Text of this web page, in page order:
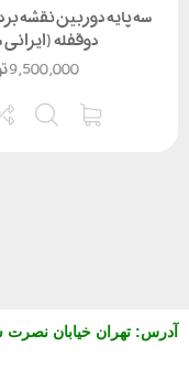
سه پایه دوربین نقشه
دوقفله
9,500,000
آدرس: تهران خیابان نصرت